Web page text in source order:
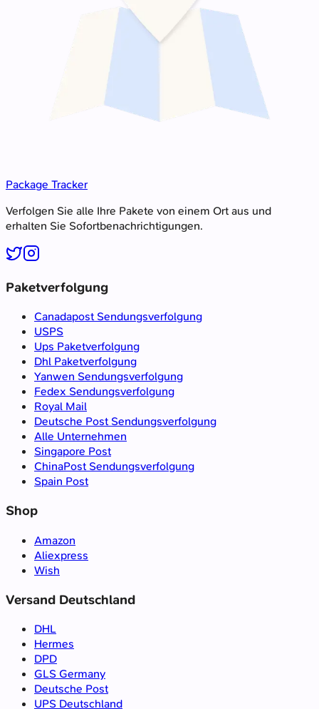
Package Tracker
Verfolgen Sie alle Ihre Pakete von einem Ort aus und
erhalten Sie Sofortbenachrichtigungen.
Paketverfolgung
Canadapost Sendungsverfolgung
USPS
Ups Paketverfolgung
Dhl Paketverfolgung
Yanwen Sendungsverfolgung
Fedex Sendungsverfolgung
Royal Mail
Deutsche Post Sendungsverfolgung
Alle Unternehmen
Singapore Post
ChinaPost Sendungsverfolgung
Spain Post
Shop
Amazon
Aliexpress
Wish
Versand Deutschland
DHL
Hermes
DPD
GLS Germany
Deutsche Post
UPS Deutschland